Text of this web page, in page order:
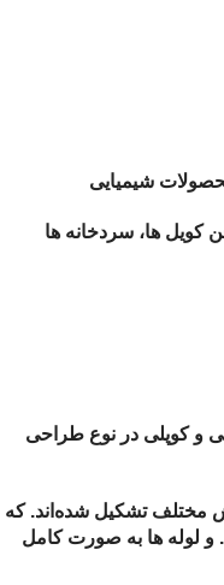
شیمیایی
ها، سردخانه ها
و کوپلی در نوع طراحی
مختلف تشکیل شده‌اند. که
و لوله ها به صورت کامل